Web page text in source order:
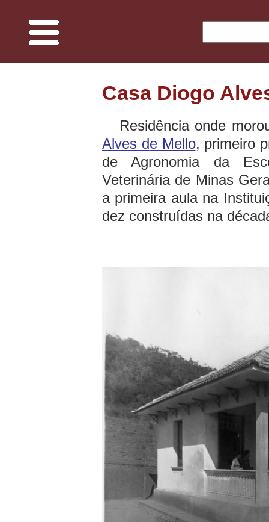
Espaços e ciências
Edificações do Campus
Casa Diogo
Residência onde
Alves deMello, primeiro
de Agronomia da
Veterinária de Minas
a primeira aula na
dez construídas na